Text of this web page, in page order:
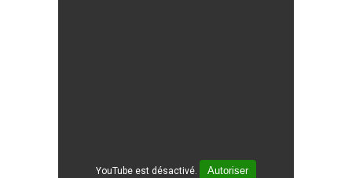
YouTube est désactivé. Autoriser